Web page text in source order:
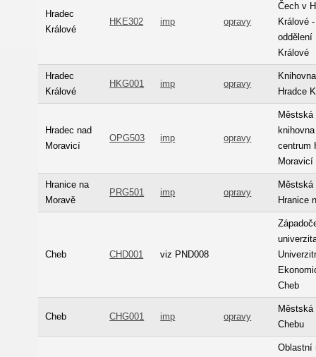
Hradec
Králové
HKE302 imp opravy
Čech v
Králové
oddělení
Králové
Hradec
Králové
HKG001 imp opravy
Hradce
Hradec nad
Moravicí
OPG503 imp opravy
Městská
centrum
Moravicí
Hranice na
Moravě
PRG501 imp opravy
Městská
Hranice
Cheb CHD001 viz PND008
Cheb
Cheb CHG001 imp opravy
Chebu
Oblastní